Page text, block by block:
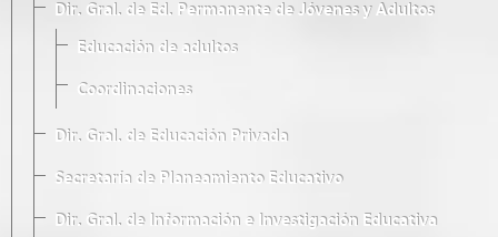
Dir. Gral. de Ed. Permanente de Jóvenes y Adultos
Educación de adultos
Coordinaciones
Dir. Gral. de Educación Privada
Secretaría de Planeamiento Educativo
Dir. Gral. de Información e Investigación Educativa